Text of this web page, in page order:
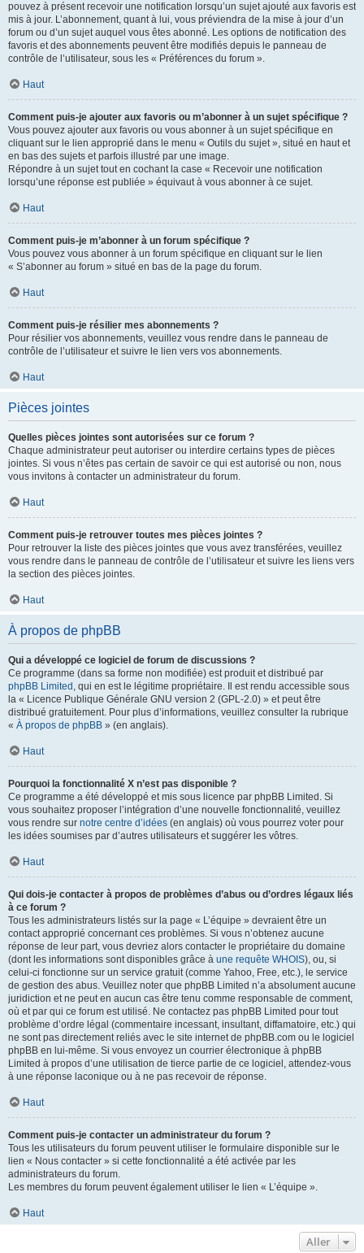
pouvez à présent recevoir une notification lorsqu’un sujet ajouté aux favoris est
mis à jour. L’abonnement, quant à lui, vous préviendra de la mise à jour d’un
forum ou d’un sujet auquel vous êtes abonné. Les options de notification des
favoris et des abonnements peuvent être modifiés depuis le panneau de
contrôle de l’utilisateur, sous les « Préférences du forum ».
Haut
Comment puis-je ajouter aux favoris ou m’abonner à un sujet spécifique ?
Vous pouvez ajouter aux favoris ou vous abonner à un sujet spécifique en
cliquant sur le lien approprié dans le menu « Outils du sujet », situé en haut et
en bas des sujets et parfois illustré par une image.
Répondre à un sujet tout en cochant la case « Recevoir une notification
lorsqu’une réponse est publiée » équivaut à vous abonner à ce sujet.
Haut
Comment puis-je m’abonner à un forum spécifique ?
Vous pouvez vous abonner à un forum spécifique en cliquant sur le lien
« S’abonner au forum » situé en bas de la page du forum.
Haut
Comment puis-je résilier mes abonnements ?
Pour résilier vos abonnements, veuillez vous rendre dans le panneau de
contrôle de l’utilisateur et suivre le lien vers vos abonnements.
Haut
Pièces jointes
Quelles pièces jointes sont autorisées sur ce forum ?
Chaque administrateur peut autoriser ou interdire certains types de pièces
jointes. Si vous n’êtes pas certain de savoir ce qui est autorisé ou non, nous
vous invitons à contacter un administrateur du forum.
Haut
Comment puis-je retrouver toutes mes pièces jointes ?
Pour retrouver la liste des pièces jointes que vous avez transférées, veuillez
vous rendre dans le panneau de contrôle de l’utilisateur et suivre les liens vers
la section des pièces jointes.
Haut
À propos de phpBB
Qui a développé ce logiciel de forum de discussions ?
Ce programme (dans sa forme non modifiée) est produit et distribué par
phpBB Limited , qui en est le légitime propriétaire. Il est rendu accessible sous
la « Licence Publique Générale GNU version 2 (GPL-2.0) » et peut être
distribué gratuitement. Pour plus d’informations, veuillez consulter la rubrique
« À propos de phpBB » (en anglais).
Haut
Pourquoi la fonctionnalité X n’est pas disponible ?
Ce programme a été développé et mis sous licence par phpBB Limited. Si
vous souhaitez proposer l’intégration d’une nouvelle fonctionnalité, veuillez
vous rendre sur notre centre d’idées (en anglais) où vous pourrez voter pour
les idées soumises par d’autres utilisateurs et suggérer les vôtres.
Haut
Qui dois-je contacter à propos de problèmes d’abus ou d’ordres légaux liés
à ce forum ?
Tous les administrateurs listés sur la page « L’équipe » devraient être un
contact approprié concernant ces problèmes. Si vous n’obtenez aucune
réponse de leur part, vous devriez alors contacter le propriétaire du domaine
(dont les informations sont disponibles grâce à une requête WHOIS), ou, si
celui-ci fonctionne sur un service gratuit (comme Yahoo, Free, etc.), le service
de gestion des abus. Veuillez noter que phpBB Limited n’a absolument aucune
juridiction et ne peut en aucun cas être tenu comme responsable de comment,
où et par qui ce forum est utilisé. Ne contactez pas phpBB Limited pour tout
problème d’ordre légal (commentaire incessant, insultant, diffamatoire, etc.) qui
ne sont pas directement reliés avec le site internet de phpBB.com ou le logiciel
phpBB en lui-même. Si vous envoyez un courrier électronique à phpBB
Limited à propos d’une utilisation de tierce partie de ce logiciel, attendez-vous
à une réponse laconique ou à ne pas recevoir de réponse.
Haut
Comment puis-je contacter un administrateur du forum ?
Tous les utilisateurs du forum peuvent utiliser le formulaire disponible sur le
lien « Nous contacter » si cette fonctionnalité a été activée par les
administrateurs du forum.
Les membres du forum peuvent également utiliser le lien « L’équipe ».
Haut
Aller